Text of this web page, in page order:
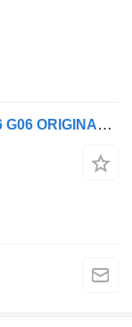
Aripă plastic BMW ARIPA STÂNGĂ X6 G06 ORIGINALĂ pentru automobil BMW X6